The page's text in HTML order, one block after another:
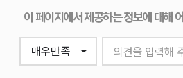
이 페이지에서 제공하는 정보에 대해
의견을 입력해